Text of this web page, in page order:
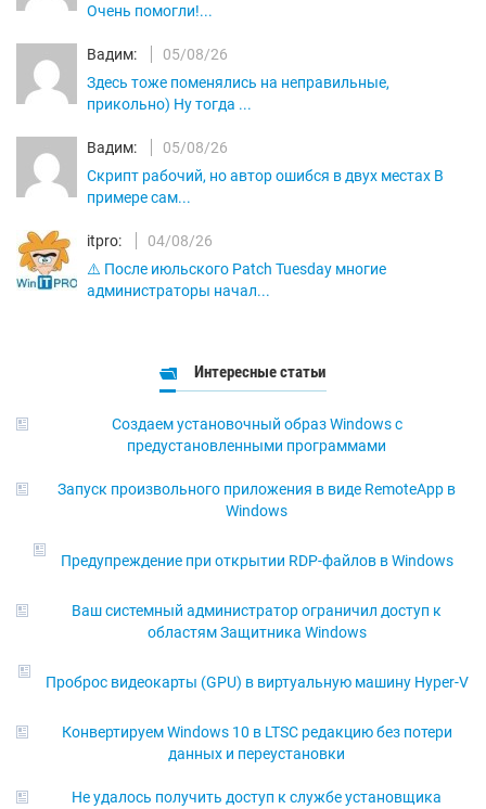
Очень помогли!...
Вадим:
05/08/26
Здесь тоже поменялись на неправильные,
прикольно) Ну тогда ...
Вадим:
05/08/26
Скрипт рабочий, но автор ошибся в двух местах В
примере сам...
itpro:
04/08/26
⚠️ После июльского Patch Tuesday многие
администраторы начал...
Интересные статьи
Создаем установочный образ Windows с
предустановленными программами
Запуск произвольного приложения в виде RemoteApp в
Windows
Предупреждение при открытии RDP-файлов в Windows
Ваш системный администратор ограничил доступ к
областям Защитника Windows
Проброс видеокарты (GPU) в виртуальную машину Hyper-V
Конвертируем Windows 10 в LTSC редакцию без потери
данных и переустановки
Не удалось получить доступ к службе установщика